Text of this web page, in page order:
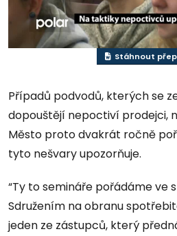
Stáhnout
Případů podvodů, kterých se
dopouštějí nepoctiví prodejci,
Město proto dvakrát ročně
tyto nešvary upozorňuje.
“Ty to semináře pořádáme ve
Sdružením na obranu
jeden ze zástupců, který